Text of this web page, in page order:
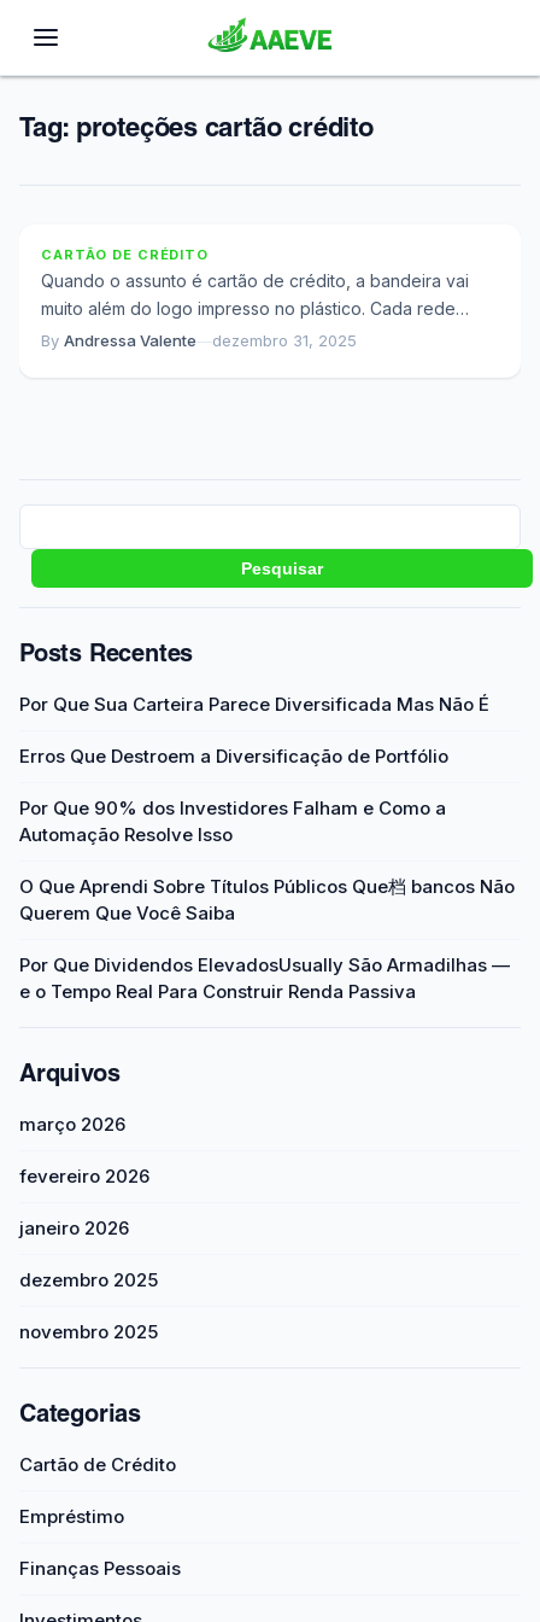
Tag: proteções cartão crédito
CARTÃO DE CRÉDITO
Quando o assunto é cartão de crédito, a bandeira vai
muito além do logo impresso no plástico. Cada rede
constructora desenvolveu ao...
By Andressa Valente—dezembro 31, 2025
Pesquisar
Posts Recentes
Por Que Sua Carteira Parece Diversificada Mas Não É
Erros Que Destroem a Diversificação de Portfólio
Por Que 90% dos Investidores Falham e Como a
Automação Resolve Isso
O Que Aprendi Sobre Títulos Públicos Que档 bancos Não
Querem Que Você Saiba
Por Que Dividendos ElevadosUsually São Armadilhas —
e o Tempo Real Para Construir Renda Passiva
Arquivos
março 2026
fevereiro 2026
janeiro 2026
dezembro 2025
novembro 2025
Categorias
Cartão de Crédito
Empréstimo
Finanças Pessoais